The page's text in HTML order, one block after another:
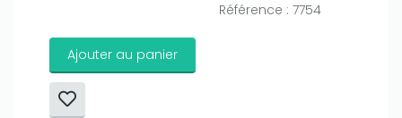
Référence : 7754
Ajouter au panier